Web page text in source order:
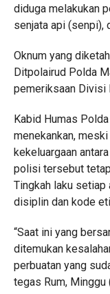
diduga melakukan
senjata api (senpi),
Oknum yang
Ditpolairud Polda
pemeriksaan Divisi
Kabid Humas
menekankan,
kekeluargaan
polisi tersebut
Tingkah laku setiap
disiplin dan kode
“Saat ini yang
ditemukan
perbuatan yang
tegas Rum,